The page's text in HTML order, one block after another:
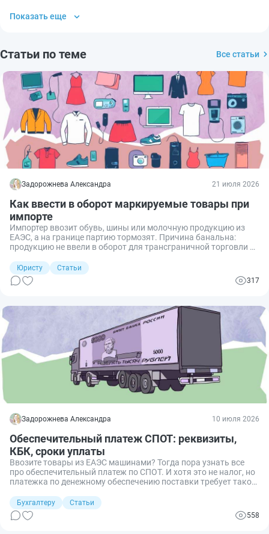
Показать еще
Статьи по теме Все статьи
Задорожнева Александра 21 июля 2026
Как ввести в оборот маркируемые товары при
импорте
Импортер ввозит обувь, шины или молочную продукцию из
ЕАЭС, а на границе партию тормозят. Причина банальна:
продукцию не ввели в оборот для трансграничной торговли по
аннулируют, бизнес несет убытки. Расскажу, как законно
ввести маркированную продукцию в оборот при импорте из
ЕАЭС.
Юристу
Статьи
317
Задорожнева Александра 10 июля 2026
Обеспечительный платеж СПОТ: реквизиты,
КБК, сроки уплаты
Ввозите товары из ЕАЭС машинами? Тогда пора узнать все
про обеспечительный платеж по СПОТ. И хотя это не налог, но
платежка по денежному обеспечению поставки требует такой
реквизиты, коды, сроки и случаи, когда вообще платить не
нужно.
Бухгалтеру
Статьи
558